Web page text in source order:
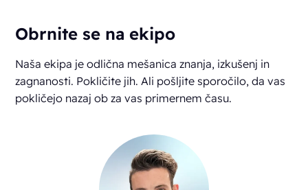
Obrnite se na ekipo
Naša ekipa je odlična mešanica znanja, izkušenj in
zagnanosti. Pokličite jih. Ali pošljite sporočilo, da vas
pokličejo nazaj ob za vas primernem času.